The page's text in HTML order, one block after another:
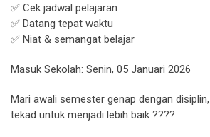
✅ Cek jadwal pelajaran
✅ Datang tepat waktu
✅ Niat & semangat belajar
Masuk Sekolah: Senin, 05 Januari 2026
Mari awali semester genap dengan
tekad untuk menjadi lebih baik ????